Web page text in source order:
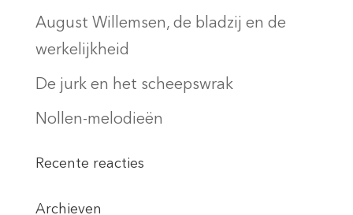
August Willemsen, de bladzij en de
werkelijkheid
De jurk en het scheepswrak
Nollen-melodieën
Recente reacties
Archieven